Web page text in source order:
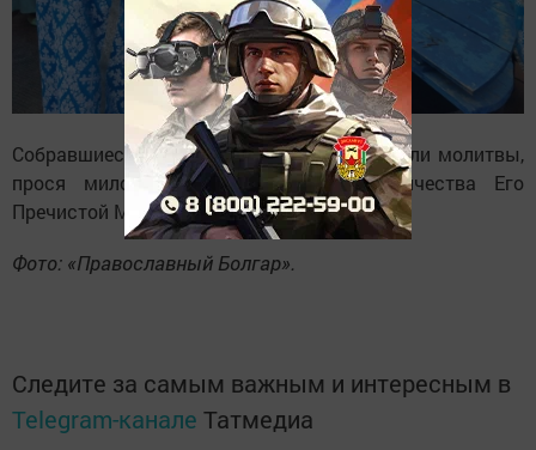
Собравшиеся с особым чувством возносили молитвы,
прося милости у Господа и заступничества Его
Пречистой Матери.
Фото: «Православный Болгар».
Следите за самым важным и интересным в
Telegram-канале Татмедиа